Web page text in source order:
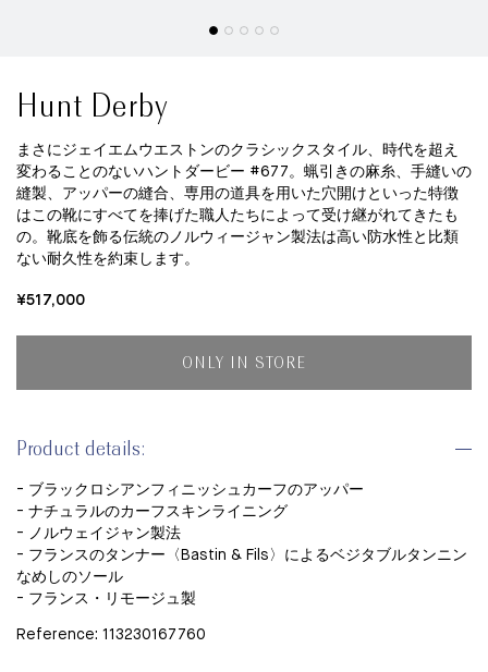
Hunt Derby
まさにジェイエムウエストンのクラシックスタイル、時代を超え
変わることのないハントダービー #677。蝋引きの麻糸、手縫いの
縫製、アッパーの縫合、専用の道具を用いた穴開けといった特徴
はこの靴にすべてを捧げた職人たちによって受け継がれてきたも
の。靴底を飾る伝統のノルウィージャン製法は高い防水性と比類
ない耐久性を約束します。
¥517,000
ONLY IN STORE
Product details:
- ブラックロシアンフィニッシュカーフのアッパー
- ナチュラルのカーフスキンライニング
- ノルウェイジャン製法
- フランスのタンナー〈Bastin & Fils〉によるベジタブルタンニン
なめしのソール
- フランス・リモージュ製
Reference: 113230167760